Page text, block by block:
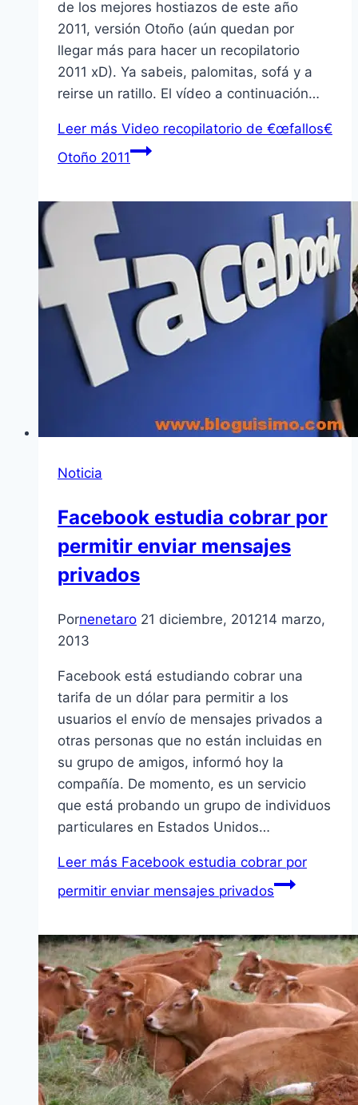
de los mejores hostiazos de este año
2011, versión Otoño (aún quedan por
llegar más para hacer un recopilatorio
2011 xD). Ya sabeis, palomitas, sofá y a
reirse un ratillo. El ví­deo a continuación…
Leer más Video recopilatorio de €œfallos€
Otoño 2011
Noticia
Facebook estudia cobrar por
permitir enviar mensajes
privados
Pornenetaro 21 diciembre, 201214 marzo,
2013
Facebook está estudiando cobrar una
tarifa de un dólar para permitir a los
usuarios el enví­o de mensajes privados a
otras personas que no están incluidas en
su grupo de amigos, informó hoy la
compañí­a. De momento, es un servicio
que está probando un grupo de individuos
particulares en Estados Unidos…
Leer más Facebook estudia cobrar por
permitir enviar mensajes privados